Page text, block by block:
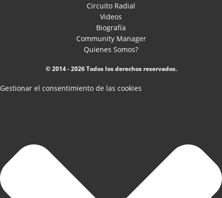
Circuito Radial
Videos
Biografía
Community Manager
Quienes Somos?
© 2014 - 2026 Todos los derechos reservados.
Gestionar el consentimiento de las cookies